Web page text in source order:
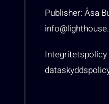
Publisher: Åsa